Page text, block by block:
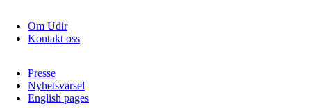
Om Udir
Kontakt oss
Presse
Nyhetsvarsel
English pages